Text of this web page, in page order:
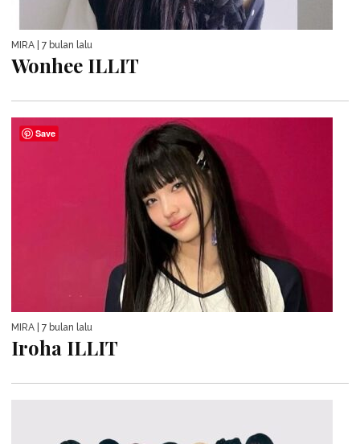
MIRA | 7 bulan lalu
Wonhee ILLIT
MIRA | 7 bulan lalu
Iroha ILLIT
Save